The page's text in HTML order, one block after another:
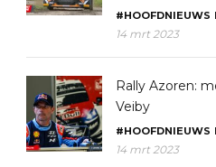
#HOOFDNIEUWS
14 mrt 2023
Rally Azoren:
Veiby
#HOOFDNIEUWS
14 mrt 2023